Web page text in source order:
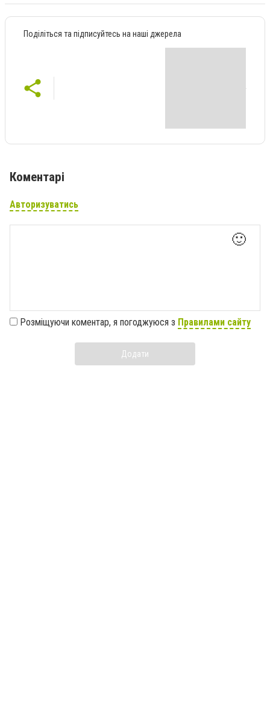
Поділіться та підписуйтесь на наші джерела
Коментарі
Авторизуватись
🙂
Розміщуючи коментар, я погоджуюся з Правилами сайту
Додати